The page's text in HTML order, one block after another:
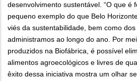
desenvolvimento sustentável. “O que é
pequeno exemplo do que Belo
viés da sustentabilidade, bem como
administramos ao longo do ano. Por
produzidos na Biofábrica, é possível
alimentos agroecológicos e livres de
êxito dessa iniciativa mostra um olhar